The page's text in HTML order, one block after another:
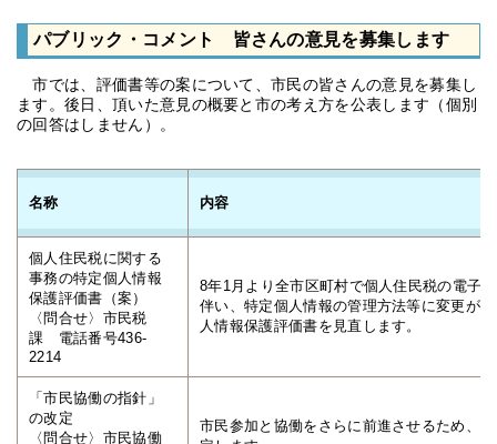
パブリック・コメント 皆さんの意見を募集します
市では、評価書等の案について、市民の皆さんの意見を募集し
ます。後日、頂いた意見の概要と市の考え方を公表します（個別
の回答はしません）。
名称 内容
個人住民税に関する
事務の特定個人情報
保護評価書（案）
〈問合せ〉市民税
課 電話番号436-
2214
8年1月より全市区町村で個人住民税の電子
伴い、特定個人情報の管理方法等に変更が
人情報保護評価書を見直します。
「市民協働の指針」
の改定
〈問合せ〉市民協働
市民参加と協働をさらに前進させるため、